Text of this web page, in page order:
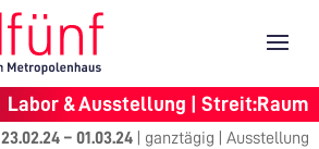
Labor & Ausstellung | Streit:Raum
23.02.24 – 01.03.24 ganztägig |Ausstellung